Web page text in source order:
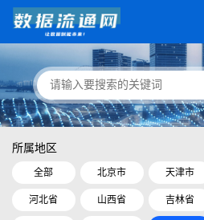
所属地区
全部 北京市 天津市
河北省 山西省 吉林省